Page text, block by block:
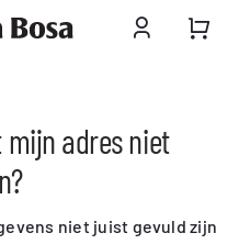
mijn adres niet
niet juist gevuld zijn